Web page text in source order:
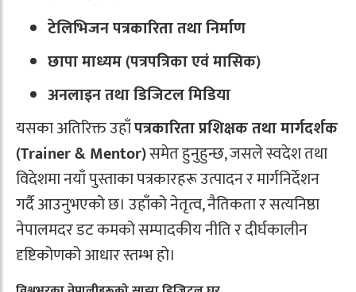
टेलिभिजन पत्रकारिता तथा निर्माण
छापा माध्यम (पत्रपत्रिका एवं मासिक)
अनलाइन तथा डिजिटल मिडिया
यसका अतिरिक्त उहाँपत्रकारिता प्रशिक्षक तथा मार्गदर्शक
(Trainer & Mentor)समेत हुनुहुन्छ, जसले स्वदेश तथा
विदेशमा नयाँ पुस्ताका पत्रकारहरू उत्पादन र मार्गनिर्देशन
गर्दै आउनुभएको छ। उहाँको नेतृत्व, नैतिकता र सत्यनिष्ठा
नेपालमदर डट कमको सम्पादकीय नीति र दीर्घकालीन
दृष्टिकोणको आधार स्तम्भ हो।